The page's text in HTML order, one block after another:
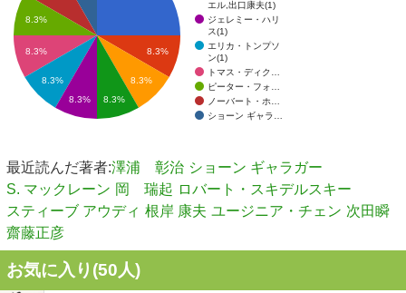
エル,出口康夫(1)
ジェレミー・ハリ
ス(1)
エリカ・トンプソ
ン(1)
トマス・ディク…
ピーター・フォ…
ノーバート・ホ…
ショーン ギャラ…
8.3%
8.3%
8.3%
8.3%
8.3%
8.3%
8.3%
最近読んだ著者:澤浦 彰治 ショーン ギャラガー
S. マックレーン 岡 瑞起 ロバート・スキデルスキー
スティーブ アウディ 根岸 康夫 ユージニア・チェン 次田瞬
齋藤正彦
お気に入り(50人)